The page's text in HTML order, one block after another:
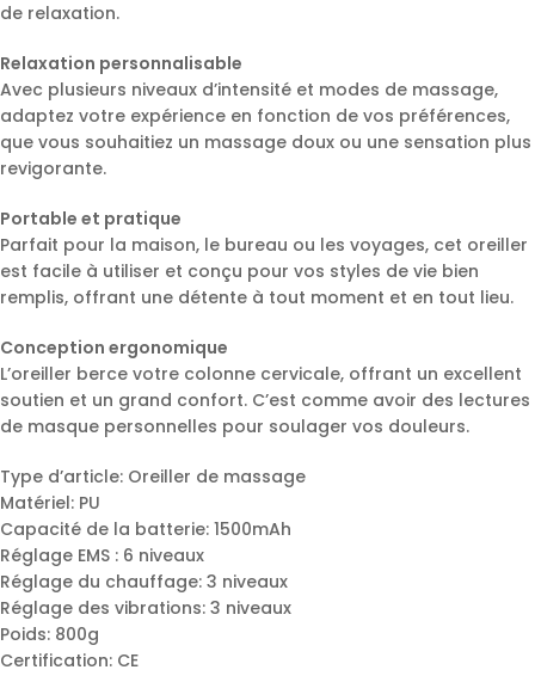
de relaxation.
Relaxation personnalisable
Avec plusieurs niveaux d’intensité et modes de massage,
adaptez votre expérience en fonction de vos préférences,
que vous souhaitiez un massage doux ou une sensation plus
revigorante.
Portable et pratique
Parfait pour la maison, le bureau ou les voyages, cet oreiller
est facile à utiliser et conçu pour vos styles de vie bien
remplis, offrant une détente à tout moment et en tout lieu.
Conception ergonomique
L’oreiller berce votre colonne cervicale, offrant un excellent
soutien et un grand confort. C’est comme avoir des lectures
de masque personnelles pour soulager vos douleurs.
Type d’article: Oreiller de massage
Matériel: PU
Capacité de la batterie: 1500mAh
Réglage EMS : 6 niveaux
Réglage du chauffage: 3 niveaux
Réglage des vibrations: 3 niveaux
Poids: 800g
Certification: CE